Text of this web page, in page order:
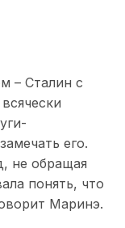
– Сталин с
его.
не обращая
понять, что
Маринэ.